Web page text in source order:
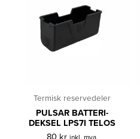
Termisk reservedeler
PULSAR BATTERI-
DEKSEL LPS7I TELOS
80 kr inkl. mva.